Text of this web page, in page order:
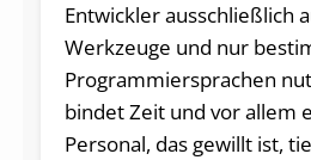
Entwickler ausschließlich
Werkzeuge und nur
Programmiersprachen
bindet Zeit und vor allem
Personal, das gewillt ist,